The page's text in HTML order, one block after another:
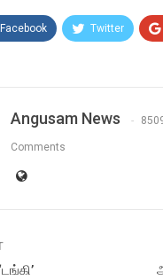
Facebook Twitter
Angusam News
Comments